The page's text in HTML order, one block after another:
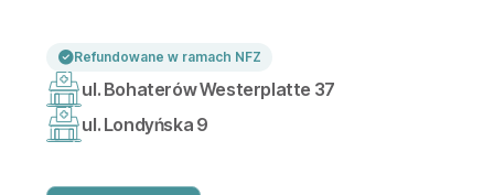
Refundowane w ramach NFZ
ul. Bohaterów Westerplatte 37
ul. Londyńska 9